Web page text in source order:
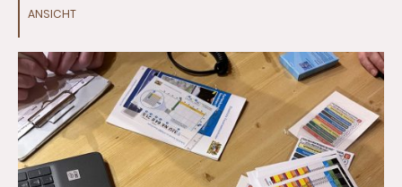
ANSICHT